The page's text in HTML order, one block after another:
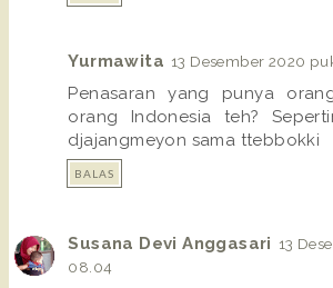
Yurmawita 13 Desember 2020
Penasaran yang punya
orang Indonesia teh?
djajangmeyon sama ttebbokki
BALAS
Susana Devi Anggasari 13
08.04